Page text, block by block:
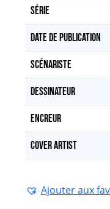
Série
Date de publication
Scénariste
Dessinateur
Encreur
Cover artist
Ajouter aux